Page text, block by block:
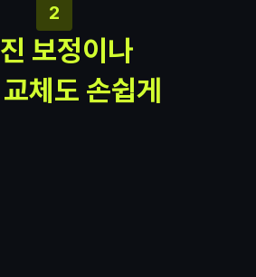
2
보정이나
체도 손쉽게